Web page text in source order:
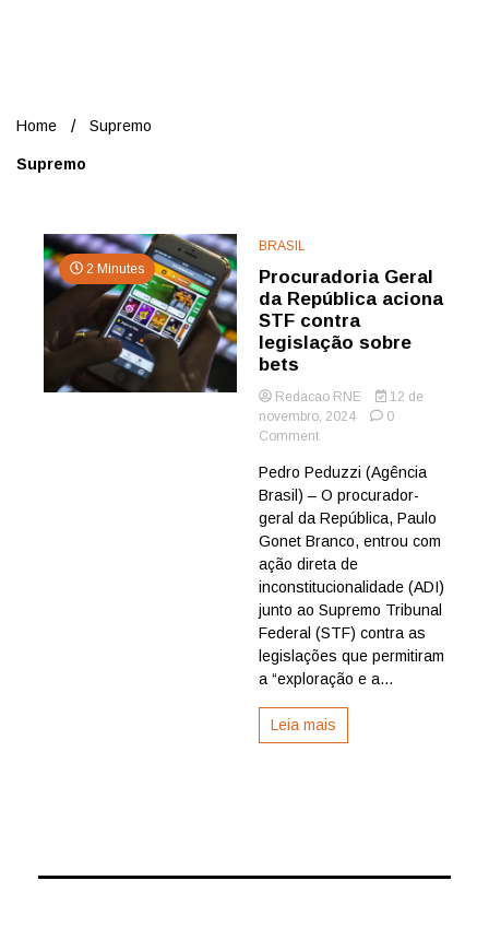
Home Supremo
Supremo
2 Minutes
BRASIL
Procuradoria Geral
da República aciona
STF contra
legislação sobre
bets
Redacao RNE
12 de
novembro, 2024
0
Commenton
Geral
da
República
contra
legislação
sobre
bets
Pedro Peduzzi (Agência
Brasil) – O procurador-
geral da República, Paulo
Gonet Branco, entrou com
ação direta de
inconstitucionalidade (ADI)
junto ao Supremo Tribunal
Federal (STF) contra as
legislações que permitiram
a “exploração e a...
Leia mais